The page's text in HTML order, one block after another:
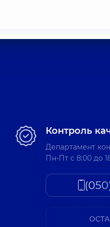
Контроль
Департамент
Пн-Пт c 8:00 до